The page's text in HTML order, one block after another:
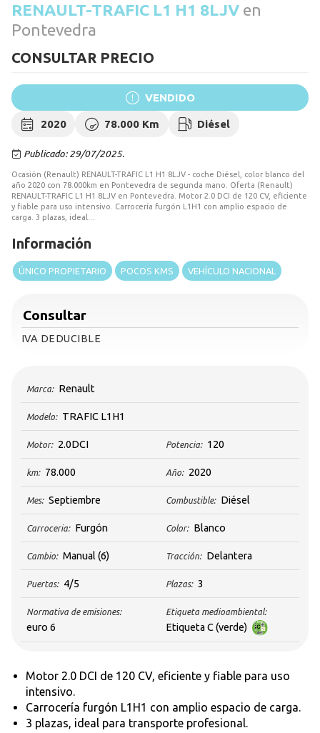
RENAULT-TRAFIC L1 H1 8LJV en
Pontevedra
CONSULTAR PRECIO
VENDIDO
2020 78.000 Km Diésel
Publicado: 29/07/2025.
Ocasión (Renault) RENAULT-TRAFIC L1 H1 8LJV - coche Diésel, color blanco del
año 2020 con 78.000km en Pontevedra de segunda mano. Oferta (Renault)
RENAULT-TRAFIC L1 H1 8LJV en Pontevedra. Motor 2.0 DCI de 120 CV, eficiente
y fiable para uso intensivo. Carrocería furgón L1H1 con amplio espacio de
carga. 3 plazas, ideal...
Información
ÚNICO PROPIETARIO POCOS KMS VEHÍCULO NACIONAL
Consultar
IVA DEDUCIBLE
Marca: Renault
Modelo: TRAFIC L1H1
Motor: 2.0DCI Potencia: 120
km: 78.000 Año: 2020
Mes: Septiembre Combustible: Diésel
Carroceria: Furgón Color: Blanco
Cambio: Manual (6) Tracción: Delantera
Puertas: 4/5 Plazas: 3
Normativa de emisiones:
euro 6
Etiqueta medioambiental:
Etiqueta C (verde)
Motor 2.0 DCI de 120 CV, eficiente y fiable para uso
intensivo.
Carrocería furgón L1H1 con amplio espacio de carga.
3 plazas, ideal para transporte profesional.